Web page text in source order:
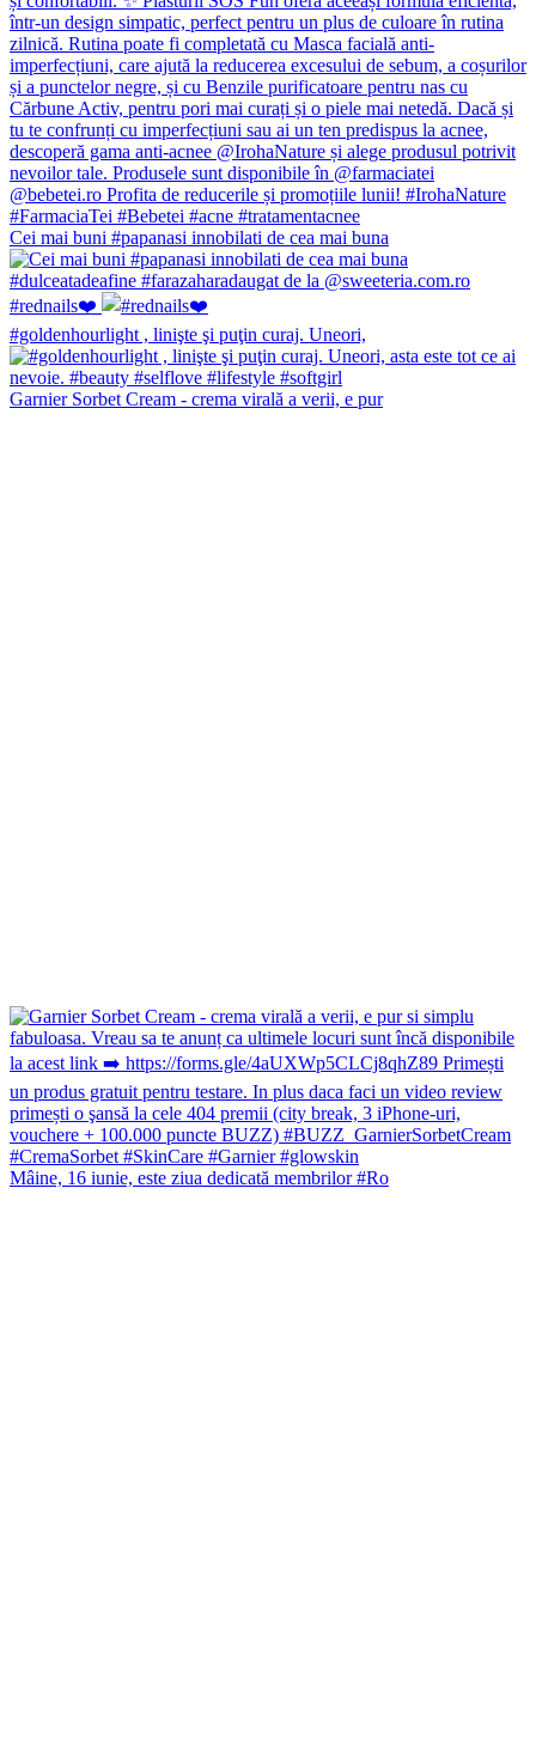
Cei mai buni #papanasi innobilati de cea mai buna
#rednails❤️
#goldenhourlight , linişte şi puţin curaj. Uneori,
Garnier Sorbet Cream - crema virală a verii, e pur
Mâine, 16 iunie, este ziua dedicată membrilor #Ro